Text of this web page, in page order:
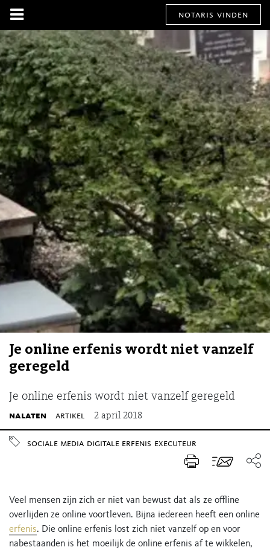
notaris vinden
Je online erfenis wordt niet vanzelf
geregeld
Je online erfenis wordt niet vanzelf geregeld
nalaten artikel 2 april 2018
sociale media digitale erfenis executeur
Veel mensen zijn zich er niet van bewust dat als ze offline
overlijden ze online voortleven. Bijna iedereen heeft een online
erfenis. Die online erfenis lost zich niet vanzelf op en voor
nabestaanden is het moeilijk de online erfenis af te wikkelen,